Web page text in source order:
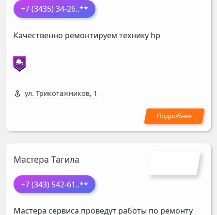
+7 (3435) 34-26..**
Качественно ремонтируем технику hp
ул. Трикотажников, 1
Мастера Тагила
+7 (343) 542-61..**
Мастера сервиса проведут работы по ремонту